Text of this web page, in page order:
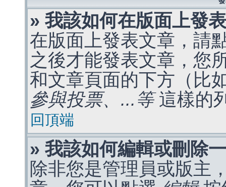
» 我該如何在版面上發
在版面上發表文章，請
之後才能發表文章，您
和文章頁面的下方（比
參與投票、...等這樣的
回頂端
» 我該如何編輯或刪除
除非您是管理員或版主